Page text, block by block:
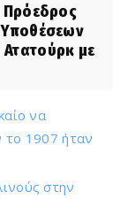
Υποθέσεων
Ατατούρκ με
να
το 1907 ήταν
στην